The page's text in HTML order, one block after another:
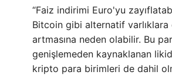
“Faiz indirimi Euro'yu
Bitcoin gibi alternatif
artmasına neden olabilir. Bu
genişlemeden kaynaklanan
kripto para birimleri de dahil